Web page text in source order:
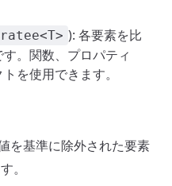
): 各要素を比
。関数、プロパティ
を使用できます。
を基準に除外された要素
。